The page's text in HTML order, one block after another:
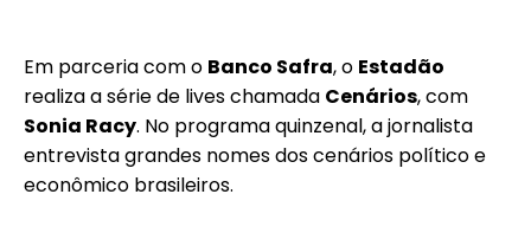
Em parceria com o Banco Safra, o Estadão
realiza a série de lives chamada Cenários, com
Sonia Racy. No programa quinzenal, a jornalista
entrevista grandes nomes dos cenários político e
econômico brasileiros.